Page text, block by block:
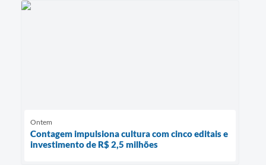
Ontem
Contagem impulsiona cultura com cinco editais e
investimento de R$ 2,5 milhões